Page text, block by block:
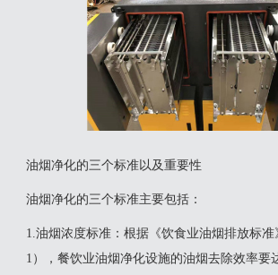
油烟净化的三个标准以及重要性
‌油烟净化的三个标准‌主要包括：‌
‌1.油烟浓度标准‌：根据《饮食业油烟排放标准
1），餐饮业油烟净化设施的油烟去除效率要